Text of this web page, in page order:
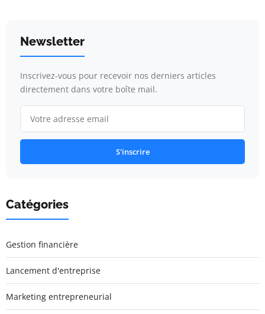
Newsletter
Inscrivez-vous pour recevoir nos derniers articles
directement dans votre boîte mail.
S'inscrire
Catégories
Gestion financière
Lancement d'entreprise
Marketing entrepreneurial